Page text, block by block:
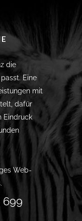
die
Eine
mit
dafür
Eindruck
Web-
699